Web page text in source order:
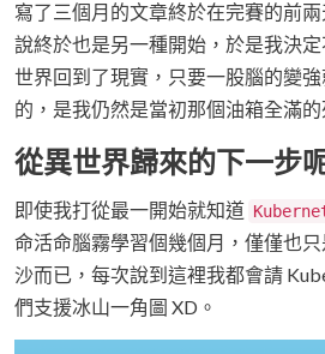
寫了三個月的文章終於在完賽的前
說終於也是另一種開始，於是我決
世界回到了現實，只要一股腦的變
的，是我仍然是當初那個油箱全滿的
從異世界歸來的下一步
即使我打從最一開始就知道
命活命腦霧學習個幾個月，僅僅也
沙而已，每次說到這裡我都會請
們支援冰山一角圖 XD。